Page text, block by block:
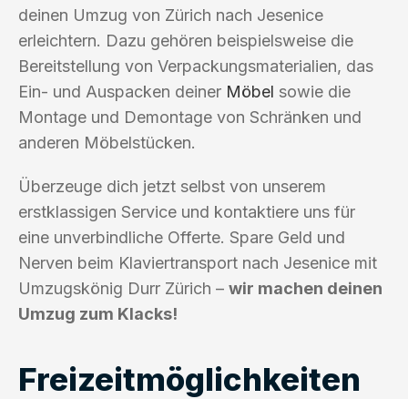
deinen Umzug von Zürich nach Jesenice
erleichtern. Dazu gehören beispielsweise die
Bereitstellung von Verpackungsmaterialien, das
Ein- und Auspacken deiner Möbel sowie die
Montage und Demontage von Schränken und
anderen Möbelstücken.
Überzeuge dich jetzt selbst von unserem
erstklassigen Service und kontaktiere uns für
eine unverbindliche Offerte. Spare Geld und
Nerven beim Klaviertransport nach Jesenice mit
Umzugskönig Durr Zürich – wir machen deinen
Umzug zum Klacks!
Freizeitmöglichkeiten